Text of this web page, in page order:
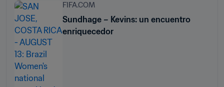
FIFA.COM
Sundhage – Kevins: un encuentro
enriquecedor